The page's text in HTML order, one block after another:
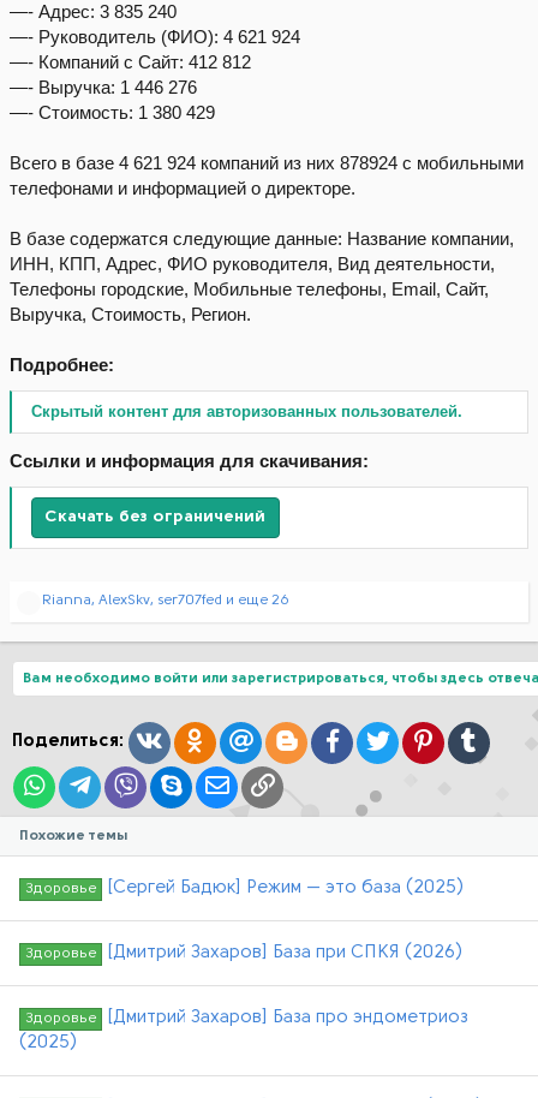
—- Адрес: 3 835 240
—- Руководитель (ФИО): 4 621 924
—- Компаний с Сайт: 412 812
—- Выручка: 1 446 276
—- Стоимость: 1 380 429
Всего в базе 4 621 924 компаний из них 878924 с мобильными
телефонами и информацией о директоре.
В базе содержатся следующие данные: Название компании,
ИНН, КПП, Адрес, ФИО руководителя, Вид деятельности,
Телефоны городские, Мобильные телефоны, Email, Сайт,
Выручка, Стоимость, Регион.
Подробнее:
Скрытый контент для авторизованных пользователей.
Ссылки и информация для скачивания:
Скачать без ограничений
Р
ц
и
:
Rianna, AlexSkv, ser707fed и еще 26
Вам необходимо войти или зарегистрироваться, чтобы здесь
Поделиться: ВконтактеОдноклассники
Mail.ruBloggerFacebook
TwitterPinterestTumblr
WhatsAppTelegram
ViberSkypeЭлектронная почта
Ссылка
Похожие темы
Здоровье [Сергей Бадюк] Режим — это база (2025)
Здоровье [Дмитрий Захаров] База при СПКЯ (2026)
Здоровье
[Дмитрий Захаров] База про эндометриоз
(2025)